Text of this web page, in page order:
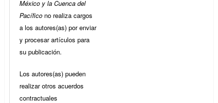
México y la Cuenca del
Pacífico no realiza cargos
a los autores(as) por enviar
y procesar artículos para
su publicación.
Los autores(as) pueden
realizar otros acuerdos
contractuales